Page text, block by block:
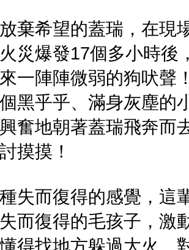
棄希望的蓋瑞，在現
災爆發17個多小時後
一陣陣微弱的狗吠聲
黑乎乎、滿身灰塵的
奮地朝著蓋瑞飛奔而
摸摸！
種失而復得的感覺，
而復得的毛孩子，激
得找地方躲過大火。